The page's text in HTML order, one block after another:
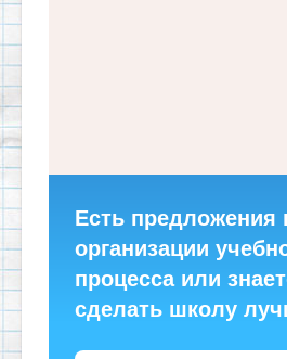
Есть предложения
организации
процесса или
сделать школу